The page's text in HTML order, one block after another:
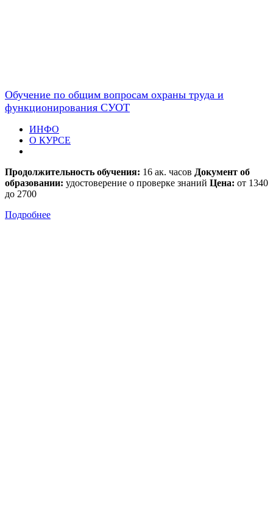
Обучение по общим вопросам охраны труда и
функционирования СУОТ
ИНФО
О КУРСЕ
Продолжительность обучения: 16 ак. часов Документ об
образовании: удостоверение о проверке знаний Цена: от 1340
до 2700
Подробнее